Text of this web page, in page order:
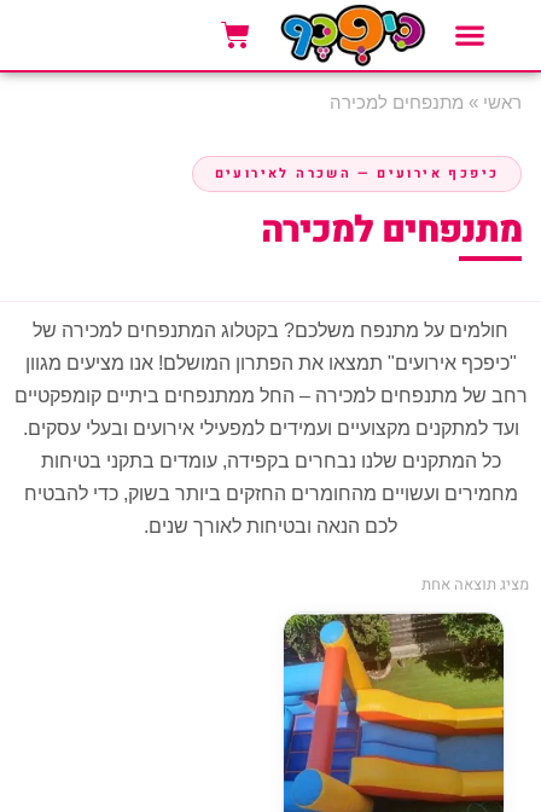
ראשי » מתנפחים למכירה
כיפכף אירועים — השכרה לאירועים
מתנפחים למכירה
חולמים על מתנפח משלכם? בקטלוג המתנפחים למכירה של
"כיפכף אירועים" תמצאו את הפתרון המושלם! אנו מציעים מגוון
רחב של מתנפחים למכירה – החל ממתנפחים ביתיים קומפקטיים
ועד למתקנים מקצועיים ועמידים למפעילי אירועים ובעלי עסקים.
כל המתקנים שלנו נבחרים בקפידה, עומדים בתקני בטיחות
מחמירים ועשויים מהחומרים החזקים ביותר בשוק, כדי להבטיח
לכם הנאה ובטיחות לאורך שנים.
מציג תוצאה אחת